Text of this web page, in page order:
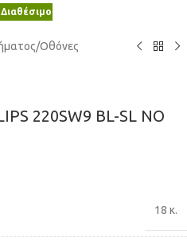
/Οθόνες
220SW9 BL-SL NO
18 κ.